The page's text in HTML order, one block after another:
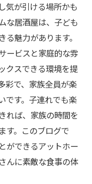
気が引ける場所かも
な居酒屋は、子ども
魅力があります。
ービスと家庭的な雰
クスできる環境を提
彩で、家族全員が楽
です。子連れでも楽
れば、家族の時間を
す。このブログで
ができるアットホー
んに素敵な食事の体